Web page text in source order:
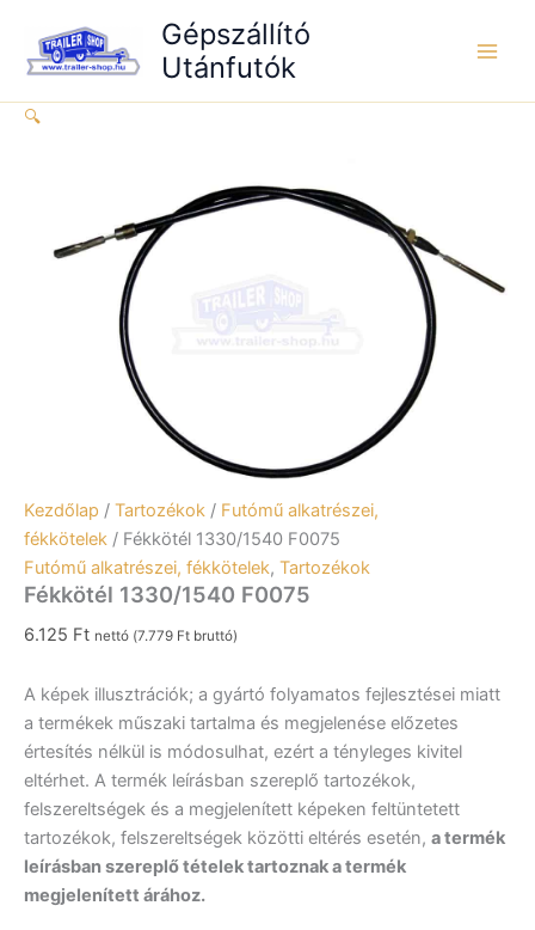
content
Gépszállító
Utánfutók
🔍
Kezdőlap / Tartozékok / Futómű alkatrészei,
fékkötelek / Fékkötél 1330/1540 F0075
Futómű alkatrészei, fékkötelek, Tartozékok
Fékkötél 1330/1540 F0075
6.125 Ft nettó (7.779 Ft bruttó)
A képek illusztrációk; a gyártó folyamatos fejlesztései miatt
a termékek műszaki tartalma és megjelenése előzetes
értesítés nélkül is módosulhat, ezért a tényleges kivitel
eltérhet. A termék leírásban szereplő tartozékok,
felszereltségek és a megjelenített képeken feltüntetett
tartozékok, felszereltségek közötti eltérés esetén, a termék
leírásban szereplő tételek tartoznak a termék
megjelenített árához.
mennyiség